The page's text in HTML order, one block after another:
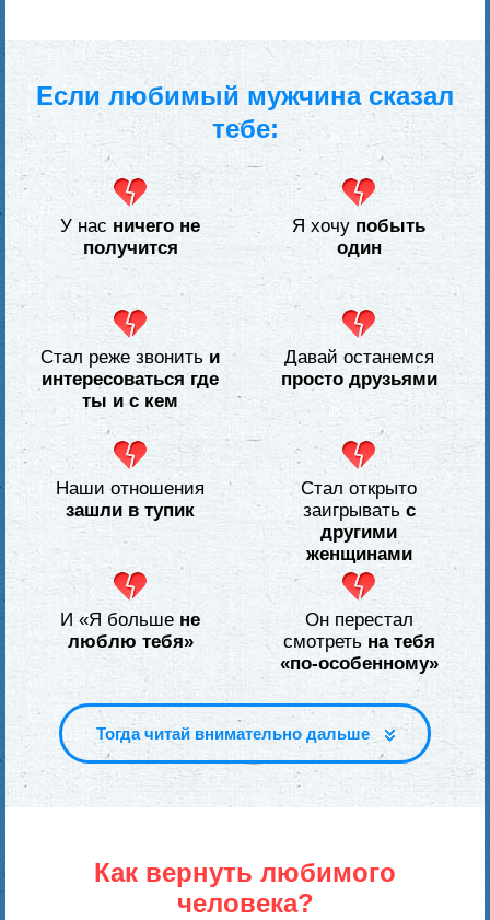
Если любимый мужчина сказал
тебе:
У нас ничего не
получится
Я хочу побыть
один
Стал реже звонить и
интересоваться где
ты и с кем
Давай останемся
просто друзьями
Наши отношения
зашли в тупик
Стал открыто
заигрывать с
другими
женщинами
И «Я больше не
люблю тебя»
Он перестал
смотреть на тебя
«по-особенному»
Тогда читай внимательно дальше
Как вернуть любимого
человека?